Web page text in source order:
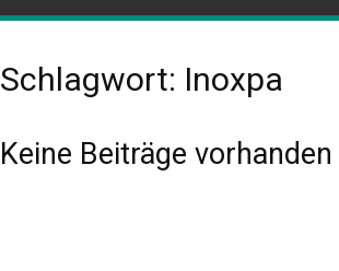
Schlagwort: Inoxpa
Keine Beiträge vorhanden